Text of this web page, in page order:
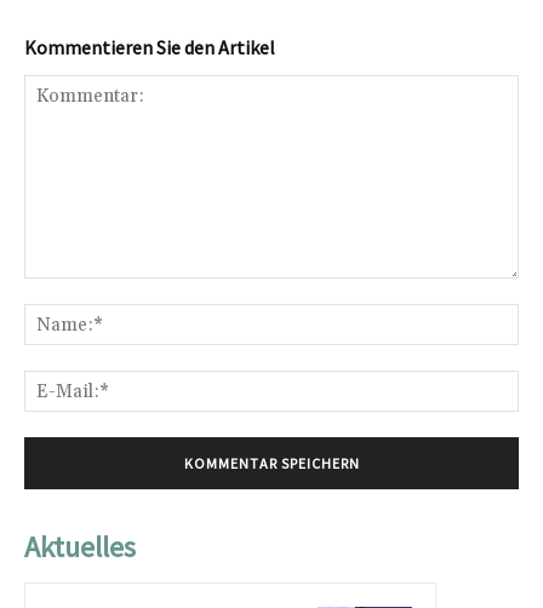
Kommentieren Sie den Artikel
Aktuelles